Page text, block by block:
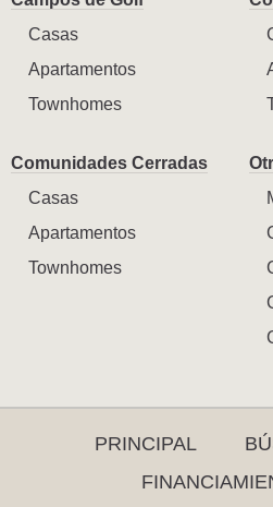
Casas
Apartamentos
Townhomes
Comunidades Cerradas
Casas
Apartamentos
Townhomes
PRINCIPAL